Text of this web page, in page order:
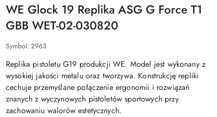
WE Glock 19 Replika ASG G Force T1
GBB WET-02-030820
Symbol: 2963
Replika pistoletu G19 produkcji WE. Model jest wykonany z
wysokiej jakości metalu oraz tworzywa. Konstrukcję repliki
cechuje przemyślane połączenie ergonomii i rozwiązań
znanych z wyczynowych pistoletów sportowych przy
zachowaniu walorów estetycznych.